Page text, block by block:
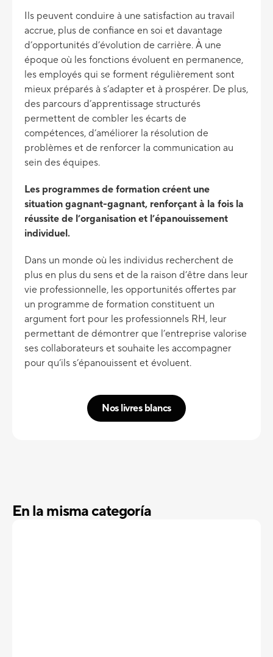
Ils peuvent conduire à une satisfaction au travail
accrue, plus de confiance en soi et davantage
d’opportunités d’évolution de carrière. À une
époque où les fonctions évoluent en permanence,
les employés qui se forment régulièrement sont
mieux préparés à s’adapter et à prospérer. De plus,
des parcours d’apprentissage structurés
permettent de combler les écarts de
compétences, d’améliorer la résolution de
problèmes et de renforcer la communication au
sein des équipes.
Les programmes de formation créent une
situation gagnant-gagnant, renforçant à la fois la
réussite de l’organisation et l’épanouissement
individuel.
Dans un monde où les individus recherchent de
plus en plus du sens et de la raison d’être dans leur
vie professionnelle, les opportunités offertes par
un programme de formation constituent un
argument fort pour les professionnels RH, leur
permettant de démontrer que l’entreprise valorise
ses collaborateurs et souhaite les accompagner
pour qu’ils s’épanouissent et évoluent.
Nos livres blancs
En la misma categoría